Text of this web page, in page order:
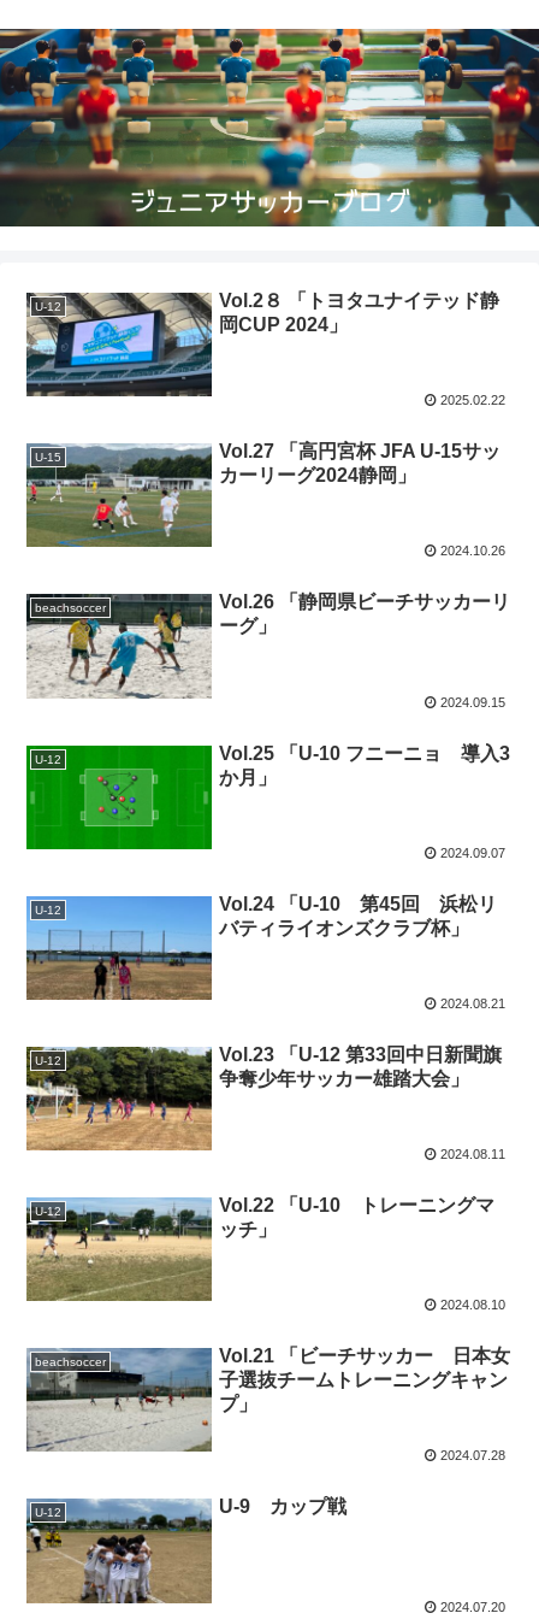
U-12
Vol.2８ 「トヨタユナイテッド静
岡CUP 2024」
2025.02.22
U-15
Vol.27 「高円宮杯 JFA U-15サッ
カーリーグ2024静岡」
2024.10.26
beachsoccer
Vol.26 「静岡県ビーチサッカーリ
ーグ」
2024.09.15
U-12
Vol.25 「U-10 フニーニョ 導入3
か月」
2024.09.07
U-12
Vol.24 「U-10 第45回 浜松リ
バティライオンズクラブ杯」
2024.08.21
U-12
Vol.23 「U-12 第33回中日新聞旗
争奪少年サッカー雄踏大会」
2024.08.11
U-12
Vol.22 「U-10 トレーニングマ
ッチ」
2024.08.10
beachsoccer
Vol.21 「ビーチサッカー 日本女
子選抜チームトレーニングキャン
プ」
2024.07.28
U-12 U-9 カップ戦
2024.07.20